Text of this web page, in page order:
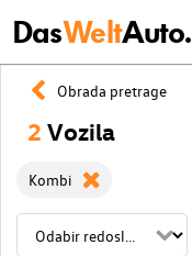
DasWeltAuto.
Obrada pretrage
2 Vozila
Kombi